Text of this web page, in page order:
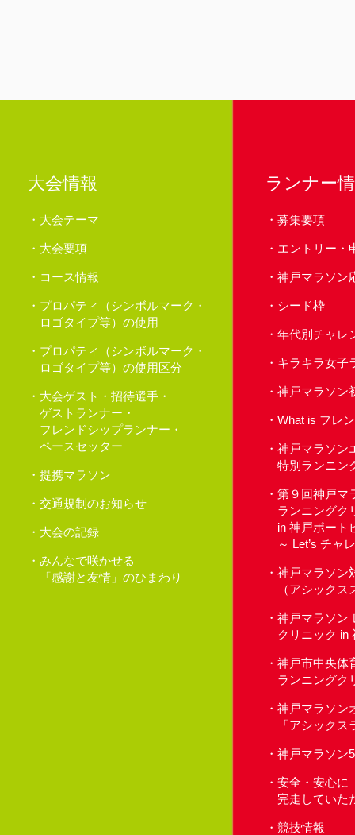
大会情報
大会テーマ
大会要項
コース情報
プロパティ（シンボルマーク・
ロゴタイプ等）の使用
プロパティ（シンボルマーク・
ロゴタイプ等）の使用区分
大会ゲスト・招待選手・
ゲストランナー・
フレンドシップランナー・
ペースセッター
提携マラソン
交通規制のお知らせ
大会の記録
みんなで咲かせる
「感謝と友情」のひまわり
ランナー
募集要項
エントリー・
神戸マラソン
シード枠
年代別チャレ
キラキラ女子
神戸マラソン
What is フレ
神戸マラソン
特別ランニン
第９回神戸マ
ランニングク
in 神戸ポート
～ Let’s チャ
神戸マラソ
（アシックス
神戸マラソン
クリニック in
神戸市中央体
ランニングク
神戸マラソン
「アシック
神戸マラソン
安全・安心に
完走していた
競技情報